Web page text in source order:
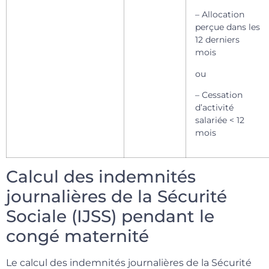
– Allocation
perçue dans les
12 derniers
mois
ou
– Cessation
d’activité
salariée < 12
mois
Calcul des indemnités
journalières de la Sécurité
Sociale (IJSS) pendant le
congé maternité
Le calcul des indemnités journalières de la Sécurité